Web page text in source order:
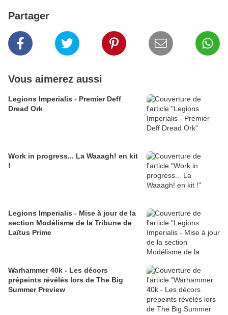
Partager
Vous aimerez aussi
Legions Imperialis - Premier Deff
Dread Ork
Work in progress... La Waaagh! en kit
!
Legions Imperialis - Mise à jour de la
section Modélisme de la Tribune de
Laïtus Prime
Warhammer 40k - Les décors
prépeints révélés lors de The Big
Summer Preview